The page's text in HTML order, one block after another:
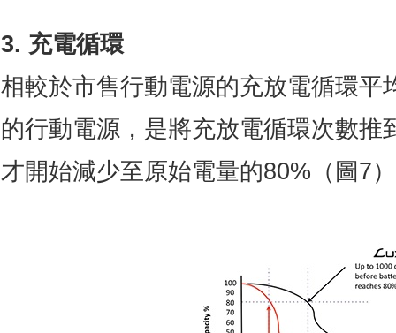
3. 充電循環
相較於市售行動電源的充放電循環平
的行動電源，是將充放電循環次數推
才開始減少至原始電量的80%（圖7